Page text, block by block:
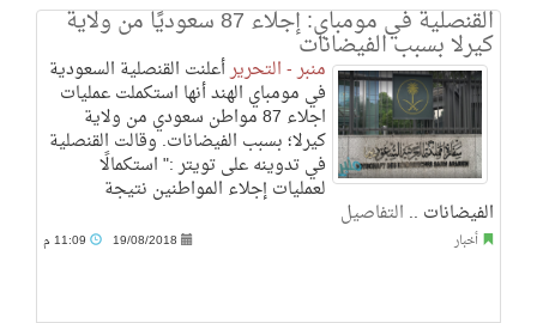
القنصلية في مومباي: إجلاء 87 سعوديًا من ولاية
كيرلا بسبب الفيضانات
منبر - التحريرأعلنت القنصلية السعودية
في مومباي الهند أنها استكملت عمليات
اجلاء 87 مواطن سعودي من ولاية
كيرلا؛ بسبب الفيضانات. وقالت القنصلية
في تدوينه على تويتر :" استكمالًا
لعمليات إجلاء المواطنين نتيجة
الفيضانات .. التفاصيل
أخبار 19/08/2018